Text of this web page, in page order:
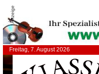
Anzeige
Freitag, 7. August 2026